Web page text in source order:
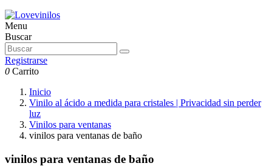
Menu
Buscar
Registrarse
0 Carrito
Inicio
Vinilo al ácido a medida para cristales | Privacidad sin perder
luz
Vinilos para ventanas
vinilos para ventanas de baño
vinilos para ventanas de baño